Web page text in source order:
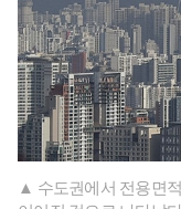
▲ 수도권에서 전용면